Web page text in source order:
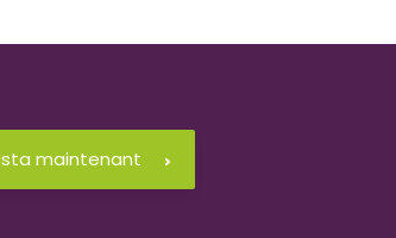
maintenant